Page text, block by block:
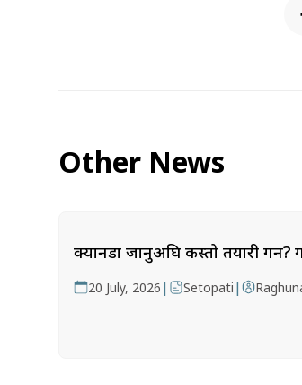
Other News
क्यानडा जानुअघि कस्तो तयारी गर्ने?
20 July, 2026 | Setopati |